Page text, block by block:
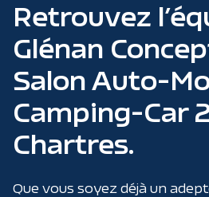
Retrouvez
Glénan
Salon Auto-
Camping-Car
Chartres.
Que vous soyez déjà un